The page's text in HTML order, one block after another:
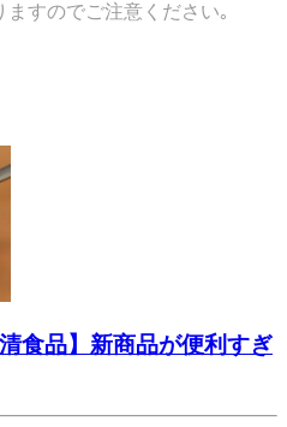
すのでご注意ください｡
食品】新商品が便利すぎ